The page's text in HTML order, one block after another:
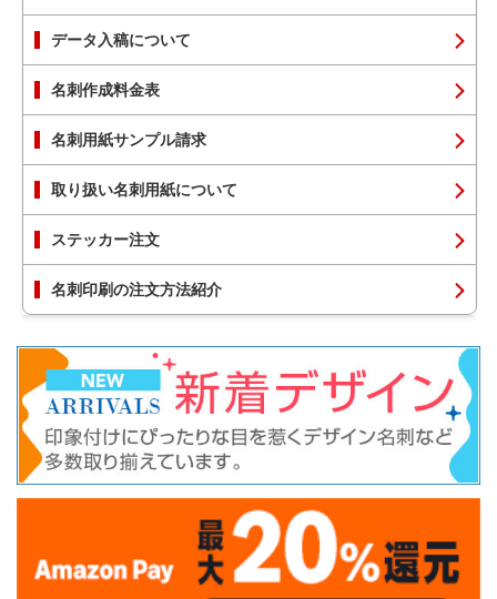
データ入稿について
名刺作成料金表
名刺用紙サンプル請求
取り扱い名刺用紙について
ステッカー注文
名刺印刷の注文方法紹介